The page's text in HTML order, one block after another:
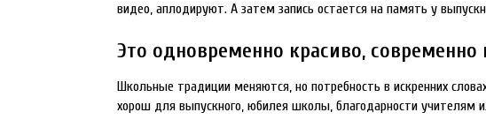
видео, аплодируют. А затем запись остается на память у
Это одновременно красиво,
Школьные традиции меняются, но потребность в искренних
хорош для выпускного, юбилея школы, благодарности учителям